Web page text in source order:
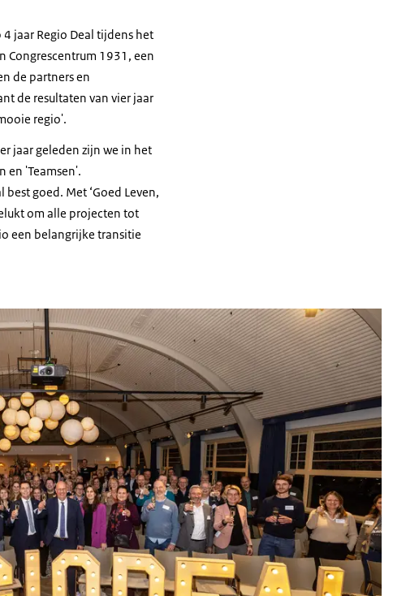
jaar Regio Deal tijdens het
Congrescentrum 1931, een
de partners en
de resultaten van vier jaar
regio'.
jaar geleden zijn we in het
en 'Teamsen'.
goed. Met ‘Goed Leven,
om alle projecten tot
een belangrijke transitie